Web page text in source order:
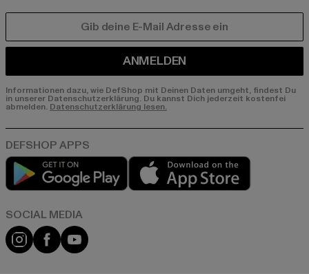
ANMELDEN
Informationen dazu, wie DefShop mit Deinen Daten umgeht, findest Du
in unserer Datenschutzerklärung. Du kannst Dich jederzeit kostenfei
abmelden. Datenschutzerklärung lesen.
Play market
Instagram
FacebookYouTube